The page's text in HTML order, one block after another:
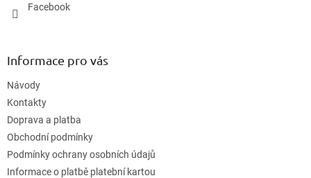
Facebook
Informace pro vás
Návody
Kontakty
Doprava a platba
Obchodní podmínky
Podmínky ochrany osobních údajů
Informace o platbě platební kartou